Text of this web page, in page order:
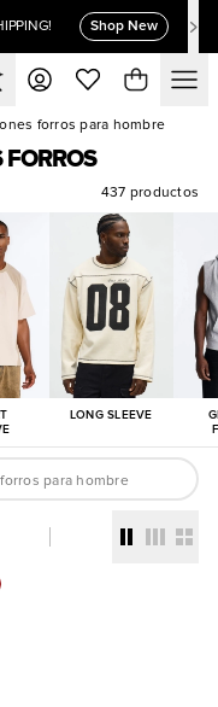
Shop New
forros para hombre
437 productos
LONG SLEEVE